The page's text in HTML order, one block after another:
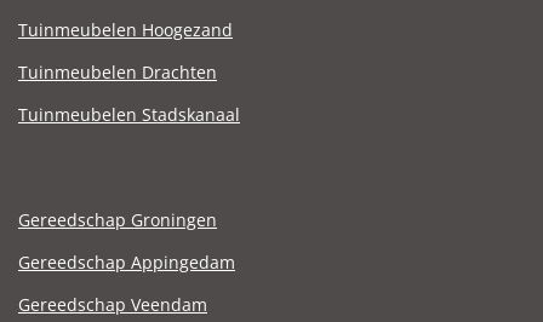
Tuinmeubelen Hoogezand
Tuinmeubelen Drachten
Tuinmeubelen Stadskanaal
Gereedschap Groningen
Gereedschap Appingedam
Gereedschap Veendam